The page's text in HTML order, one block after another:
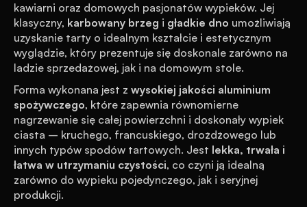
kawiarni oraz domowych pasjonatów wypieków. Jej
klasyczny, karbowany brzeg i gładkie dno umożliwiają
uzyskanie tarty o idealnym kształcie i estetycznym
wyglądzie, który prezentuje się doskonale zarówno na
ladzie sprzedażowej, jak i na domowym stole.
Forma wykonana jest z wysokiej jakości aluminium
spożywczego, które zapewnia równomierne
nagrzewanie się całej powierzchni i doskonały wypiek
ciasta – kruchego, francuskiego, drożdżowego lub
innych typów spodów tartowych. Jest lekka, trwała i
łatwa w utrzymaniu czystości, co czyni ją idealną
zarówno do wypieku pojedynczego, jak i seryjnej
produkcji.